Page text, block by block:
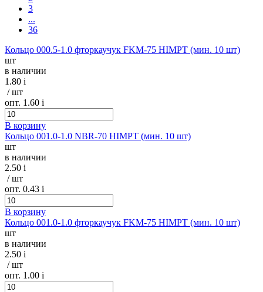
3
...
36
Кольцо 000.5-1.0 фторкаучук FKM-75 HIMPT (мин. 10 шт)
шт
в наличии
1.80 i
/ шт
опт. 1.60 i
В корзину
Кольцо 001.0-1.0 NBR-70 HIMPT (мин. 10 шт)
шт
в наличии
2.50 i
/ шт
опт. 0.43 i
В корзину
Кольцо 001.0-1.0 фторкаучук FKM-75 HIMPT (мин. 10 шт)
шт
в наличии
2.50 i
/ шт
опт. 1.00 i